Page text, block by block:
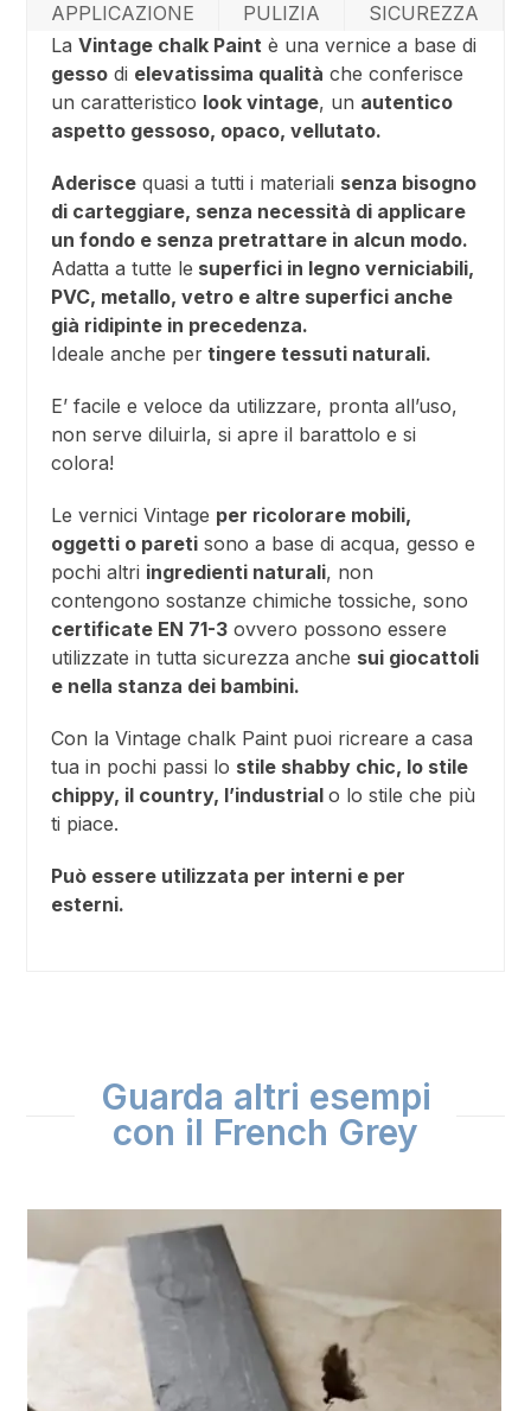
APPLICAZIONE
PULIZIA
SICUREZZA
LaVintage chalk Paint è una vernice a base di
gesso di elevatissima qualità che conferisce
un caratteristico look vintage, un autentico
aspetto gessoso, opaco, vellutato.
Aderisce quasi a tutti i materiali senza bisogno
di carteggiare, senza necessità di applicare
un fondo e senza pretrattare in alcun modo.
Adatta a tutte le superfici in legno verniciabili,
PVC, metallo, vetro e altre superfici anche
già ridipinte in precedenza.
Ideale anche per tingere tessuti naturali.
E’ facile e veloce da utilizzare, pronta all’uso,
non serve diluirla, si apre il barattolo e si
colora!
Le vernici Vintage per ricolorare mobili,
oggetti o pareti sono a base di acqua, gesso e
pochi altri ingredienti naturali, non
contengono sostanze chimiche tossiche, sono
certificate EN 71-3 ovvero possono essere
utilizzate in tutta sicurezza anche sui giocattoli
e nella stanza dei bambini.
Con la Vintage chalk Paint puoi ricreare a casa
tua in pochi passi lo stile shabby chic, lo stile
chippy, il country, l’industrialo lo stile che più
ti piace.
Può essere utilizzata per interni e per
esterni.
Guarda altri esempi
con il French Grey
and